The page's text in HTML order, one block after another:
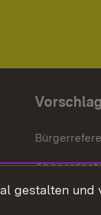
gestalten